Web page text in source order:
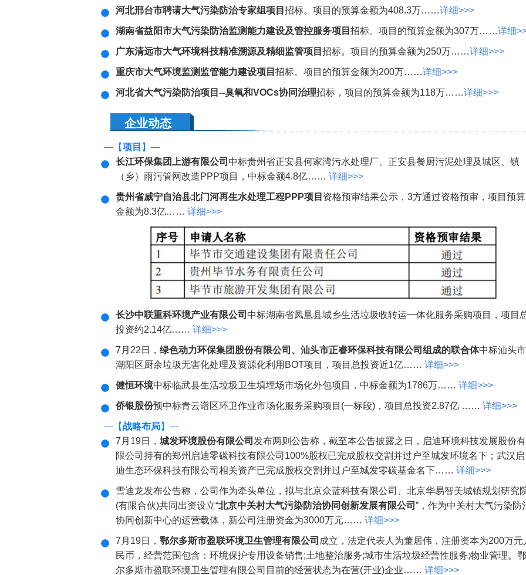
河北邢台市聘请大气污染防治专家组项目 招标。项目的预算金额为408.3万……详细>>>
湖南省益阳市大气污染防治监测能力建设及管控服务项目 招标。项目的预算金额为307万……详细
广东清远市大气环境科技精准溯源及精细监管项目 招标。项目的预算金额为250万……详细>>>
重庆市大气环境监测监管能力建设项目 招标。项目的预算金额为200万……详细>>>
河北省大气污染防治项目--臭氧和VOCs协同治理招标，项目的预算金额为118万……详细>>>
企业动态
—【项目 】—
长江环保集团上游有限公司 中标贵州省正安县何家湾污水处理厂、正安县餐厨污泥处理及城区、镇
（乡）雨污管网改造PPP项目，中标金额4.8亿…… 详细>>>
贵州省威宁自治县北门河再生水处理工程PPP项目 资格预审结果公示，3方通过资格预审，项目预算
金额为8.3亿…… 详细>>>
长沙中联重科环境产业有限公司 中标湖南省凤凰县城乡生活垃圾收转运一体化服务采购项目，项目
投资约2.14亿…… 详细>>>
7月22日， 绿色动力环保集团股份有限公司、汕头市正睿环保科技有限公司组成的联合体中标汕头市
潮阳区厨余垃圾无害化处理及资源化利用BOT项目，项目总投资近1亿…… 详细>>>
健恒环境中标临武县生活垃圾卫生填埋场市场化外包项目，中标金额为1786万…… 详细>>>
侨银股份预中标青云谱区环卫作业市场化服务采购项目(一标段)，项目总投资2.87亿 …… 详细>>>
—【战略布局】—
7月19日， 城发环境股份有限公司 发布两则公告称，截至本公告披露之日，启迪环境科技发展股份有
限公司持有的郑州启迪零碳科技有限公司100%股权已完成股权交割并过户至城发环境名下；武汉启
迪生态环保科技有限公司相关资产已完成股权交割并过户至城发零碳基金名下…… 详细>>>
雪迪龙发布公告称，公司作为牵头单位，拟与北京众蓝科技有限公司、北京华易智美城镇规划研究
(有限合伙)共同出资设立“北京中关村大气污染防治协同创新发展有限公司 ”，作为中关村大气污染防
协同创新中心的运营载体，新公司注册资金为3000万元…… 详细>>>
7月19日， 鄂尔多斯市盈联环境卫生管理有限公司 成立，法定代表人为董居伟，注册资本为200万元
民币，经营范围包含：环境保护专用设备销售;土地整治服务;城市生活垃圾经营性服务;物业管理。鄂
尔多斯市盈联环境卫生管理有限公司目前的经营状态为在营(开业)企业…… 详细>>>